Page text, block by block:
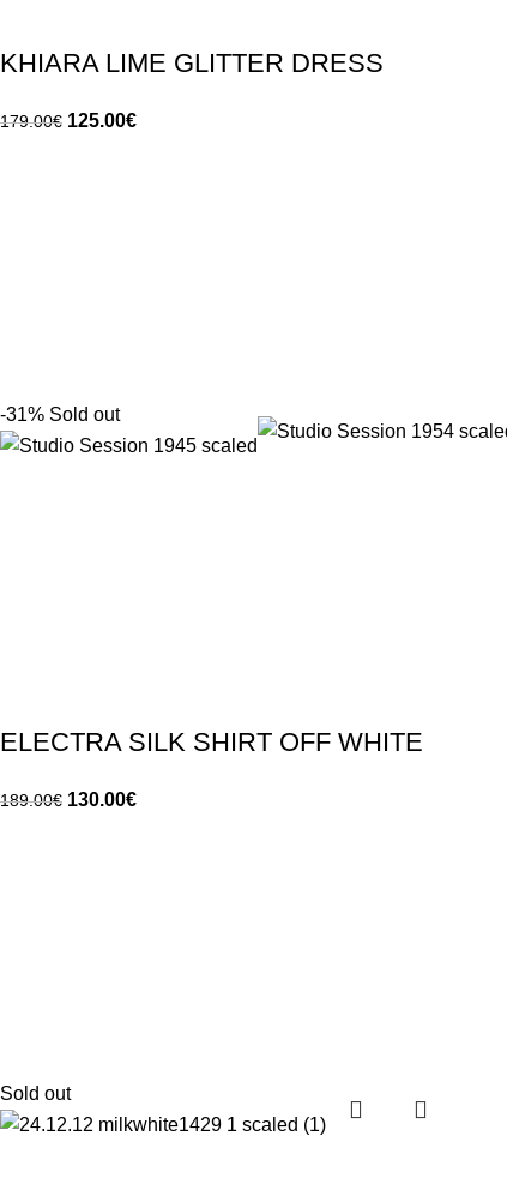
KHIARA LIME GLITTER DRESS
179.00€ 125.00€
-31% Sold out
ELECTRA SILK SHIRT OFF WHITE
189.00€ 130.00€
Sold out